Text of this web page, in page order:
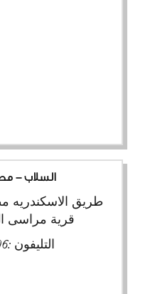
السلاب -
قرية مراسى
التليفون :